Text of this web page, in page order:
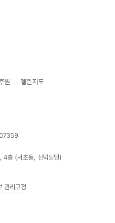
원 첼린지도
4층 (서초동, 신덕빌딩)
관리규정